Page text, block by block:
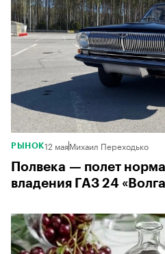
РЫНОК12 маяМихаил Переходько
Полвека — полет
владения ГАЗ 24